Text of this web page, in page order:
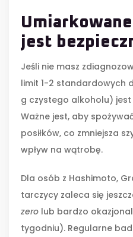
jest
Jeśli nie masz
limit 1-2 standardowych
g czystego alkoholu) jest
Ważne jest, aby
posiłków, co zmniejsza
wpływ na wątrobę.
Dla osób z Hashimoto,
tarczycy zaleca się
zero lub bardzo
tygodniu). Regularne